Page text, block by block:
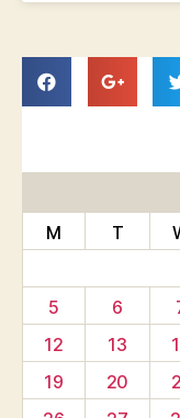
M
T
5
6
12
13
19
20